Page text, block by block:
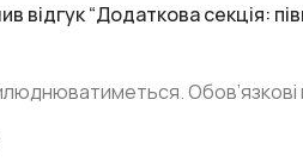
відгук “Додаткова секція: